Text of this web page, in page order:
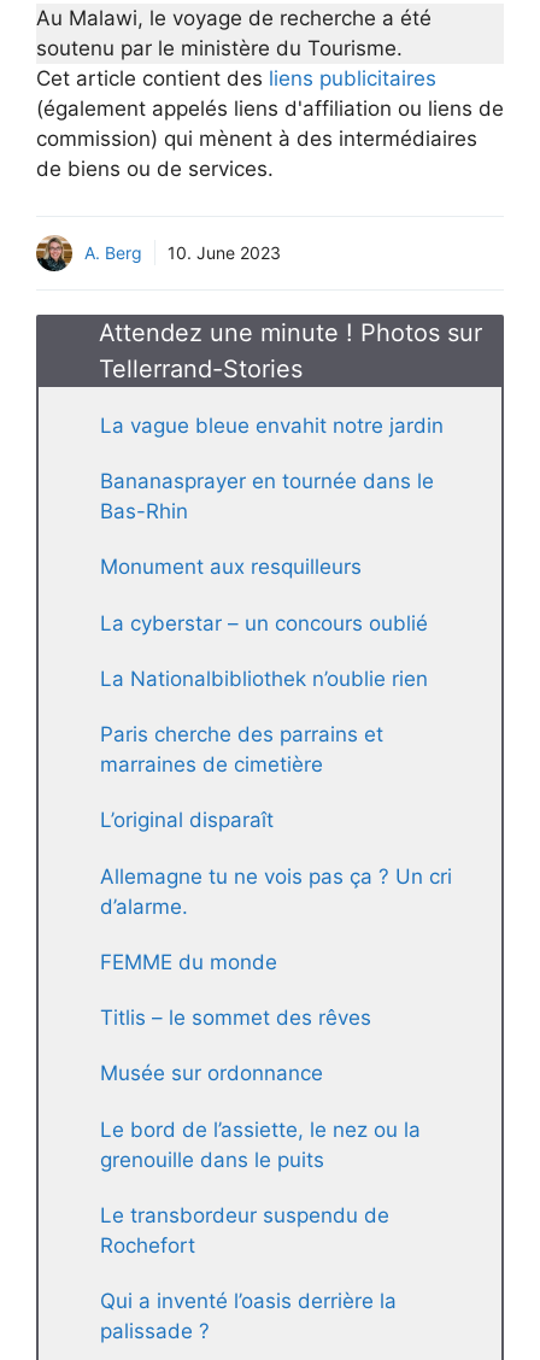
Au Malawi, le voyage de recherche a été
soutenu par le ministère du Tourisme.
Cet article contient des liens publicitaires
(également appelés liens d'affiliation ou liens de
commission) qui mènent à des intermédiaires
de biens ou de services.
A. Berg 10. June 2023
Attendez une minute ! Photos sur
Tellerrand-Stories
La vague bleue envahit notre jardin
Bananasprayer en tournée dans le
Bas-Rhin
Monument aux resquilleurs
La cyberstar – un concours oublié
La Nationalbibliothek n’oublie rien
Paris cherche des parrains et
marraines de cimetière
L’original disparaît
Allemagne tu ne vois pas ça ? Un cri
d’alarme.
FEMME du monde
Titlis – le sommet des rêves
Musée sur ordonnance
Le bord de l’assiette, le nez ou la
grenouille dans le puits
Le transbordeur suspendu de
Rochefort
Qui a inventé l’oasis derrière la
palissade ?